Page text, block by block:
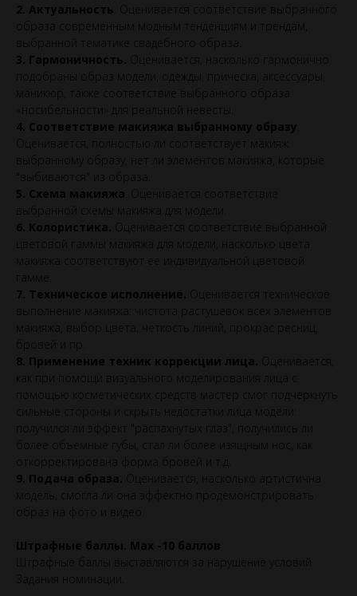
2. Актуальность . Оценивается соответствие выбранного
образа современным модным тенденциям и трендам,
выбранной тематике свадебного образа.
3. Гармоничность.
Оценивается, насколько гармонично
маникюр, также соответствие выбранного образа
«носибельности» для реальной невесты.
4. Соответствие макияжа выбранному образу
Оценивается, полностью ли соответствует макияж
выбранному образу, нет ли элементов макияжа, которые
"выбиваются" из образа.
5. Схема макияжа . Оценивается соответствие
выбранной схемы макияжа для модели.
6. Колористика.
Оценивается соответствие выбранной
цветовой гаммы макияжа для модели, насколько цвета
макияжа соответствуют ее индивидуальной цветовой
7. Техническое исполнение.
Оценивается техническое
выполнение макияжа: чистота растушевок всех элементов
макияжа, выбор цвета, четкость линий, прокрас ресниц,
8. Применение техник коррекции лица.
Оценивается,
помощью косметических средств мастер смог подчеркнуть
сильные стороны и скрыть недостатки лица модели:
получился ли эффект "распахнутых глаз", получились ли
более объемные губы, стал ли более изящным нос, как
откорректирована форма бровей и т.д.
9. Подача образа.
Оценивается, насколько артистична
модель, смогла ли она эффектно продемонстрировать
образ на фото и видео.
Штрафные баллы. Max -10 баллов
Штрафные баллы выставляются за нарушение условий
Задания номинации.